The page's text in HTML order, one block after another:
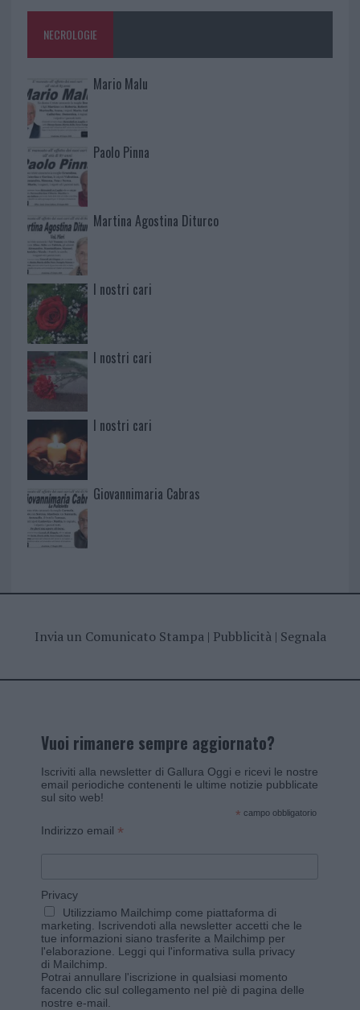
NECROLOGIE
Mario Malu
Paolo Pinna
Martina Agostina Diturco
I nostri cari
I nostri cari
I nostri cari
Giovannimaria Cabras
Invia un Comunicato Stampa| Pubblicità| Segnala
Vuoi rimanere sempre aggiornato?
Iscriviti alla newsletter di Gallura Oggi e ricevi le nostre
email periodiche contenenti le ultime notizie pubblicate
sul sito web!
* campo obbligatorio
Indirizzo email *
Privacy
Utilizziamo Mailchimp come piattaforma di
marketing. Iscrivendoti alla newsletter accetti che le
tue informazioni siano trasferite a Mailchimp per
l'elaborazione. Leggi qui l'informativa sulla privacy
di Mailchimp
Potrai annullare l'iscrizione in qualsiasi momento
facendo clic sul collegamento nel piè di pagina delle
nostre e-mail.